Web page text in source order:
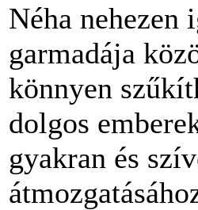
Néha nehezen
garmadája
könnyen
dolgos
gyakran és